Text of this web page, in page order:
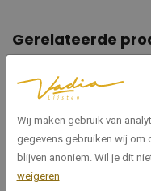
Gerelateerde
14.30433
Wij maken gebruik van
gegevens gebruiken wij om
blijven anoniem. Wil je dit
weigeren